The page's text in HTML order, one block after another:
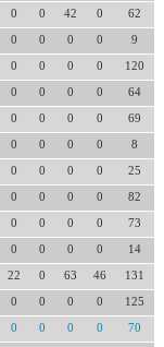
0 0 42 0 62
0 0 0 0 9
0 0 0 0 120
0 0 0 0 64
0 0 0 0 69
0 0 0 0 8
0 0 0 0 25
0 0 0 0 82
0 0 0 0 73
0 0 0 0 14
22 0 63 46 131
0 0 0 0 125
0 0 0 0 70